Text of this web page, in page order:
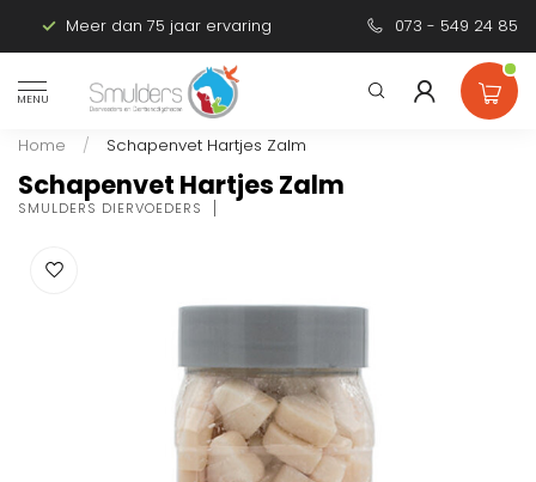
Meer dan 75 jaar ervaring Persoonlijk
073 - 549 24 85
MENU
Home / Schapenvet Hartjes Zalm
Schapenvet Hartjes Zalm
SMULDERS DIERVOEDERS